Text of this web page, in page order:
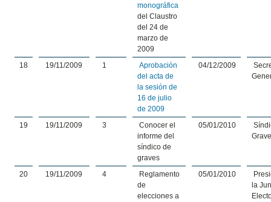
monográfica
del Claustro
del 24 de
marzo de
2009
18 19/11/2009 1
Aprobación
del acta de
la sesión de
16 de julio
de 2009
04/12/2009
19 19/11/2009 3
Conocer el
informe del
síndico de
graves
05/01/2010
20 19/11/2009 4
Reglamento
de
elecciones a
05/01/2010
la